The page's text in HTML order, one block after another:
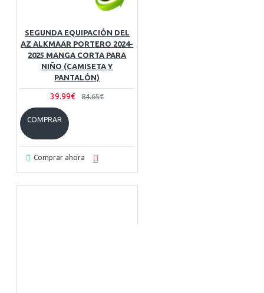
SEGUNDA EQUIPACIÓN DEL
AZ ALKMAAR PORTERO 2024-
2025 MANGA CORTA PARA
NIÑO (CAMISETA Y
PANTALÓN)
39.99€ 84.65€
COMPRAR
Comprar ahora